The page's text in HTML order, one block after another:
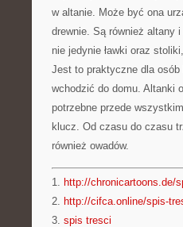
w altanie. Może być ona
drewnie. Są również altany
nie jedynie ławki oraz
Jest to praktyczne dla
wchodzić do domu. Altanki
potrzebne przede
klucz. Od czasu do czasu
również owadów.
1. http://chronicartoons.de/
2. http://cifca.online/spis-
3. spis tresci